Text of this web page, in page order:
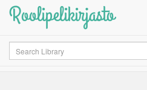
Roolipelikirjasto
Search